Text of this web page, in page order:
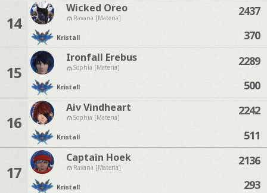
14
Wicked Oreo
Ravana [Materia]
Kristall
2437
370
15
Ironfall Erebus
Sophia [Materia]
Kristall
2289
500
16
Aiv Vindheart
Sophia [Materia]
Kristall
2242
511
17
Captain Hoek
Ravana [Materia]
Kristall
2136
293